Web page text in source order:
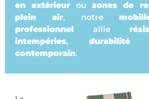
en extérieur ouzones de
plein air, notre
professionnel allie
intempéries, durabilité
contemporain.